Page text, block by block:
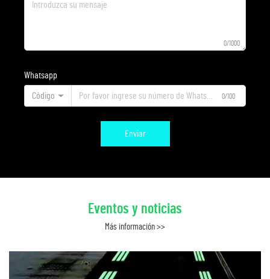
0/1000
Whatsapp
Código 0/100
Enviar
Eventos y noticias
Más información >>